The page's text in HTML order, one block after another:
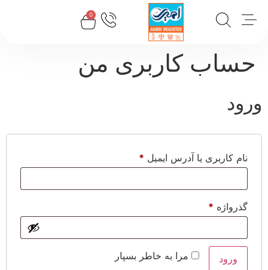
0
حساب کاربری من
ورود
نام کاربری یا آدرس ایمیل *
گذرواژه *
مرا به خاطر بسپار ورود